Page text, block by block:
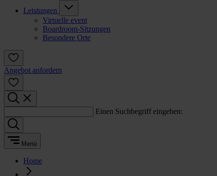
Leistungen
Virtuelle event
Boardroom-Sitzungen
Besondere Orte
Angebot anfordern
Einen Suchbegriff eingeben:
Menü
Home